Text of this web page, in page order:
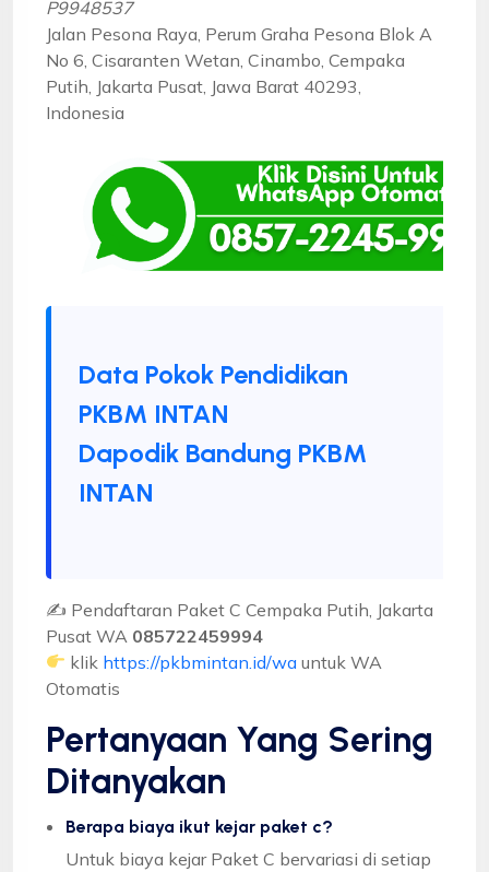
P9948537
Jalan Pesona Raya, Perum Graha Pesona Blok A
No 6, Cisaranten Wetan, Cinambo, Cempaka
Putih, Jakarta Pusat, Jawa Barat 40293,
Indonesia
Data Pokok Pendidikan
PKBM INTAN
Dapodik Bandung PKBM
INTAN
✍ Pendaftaran Paket C Cempaka Putih, Jakarta
Pusat WA 085722459994
klik https://pkbmintan.id/wa untuk WA
Otomatis
Pertanyaan Yang Sering
Ditanyakan
Berapa biaya ikut kejar paket c?
Untuk biaya kejar Paket C bervariasi di setiap